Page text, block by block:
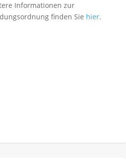
Informationen zur
finden Sie hier.